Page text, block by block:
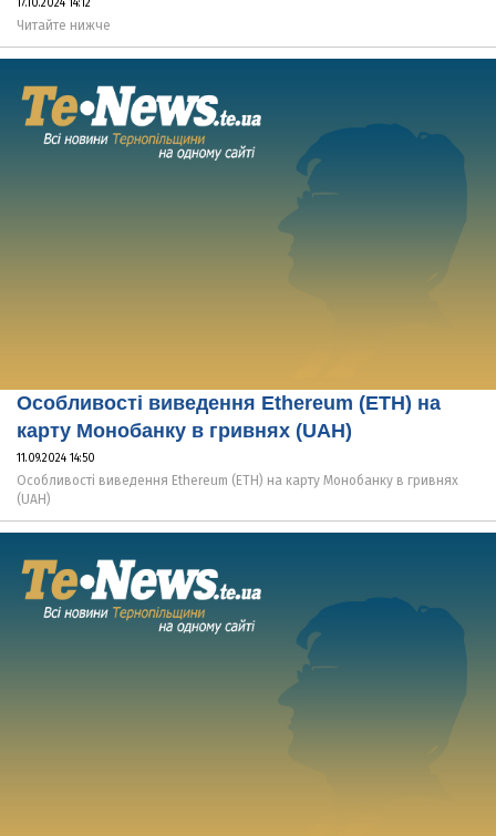
17.10.2024 14:12
Читайте нижче
Особливості виведення Ethereum (ETH) на
карту Монобанку в гривнях (UAH)
11.09.2024 14:50
Особливості виведення Ethereum (ETH) на карту Монобанку в гривнях
(UAH)